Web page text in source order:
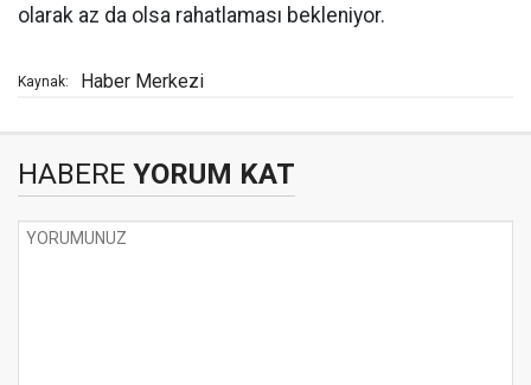
olarak az da olsa rahatlaması bekleniyor.
Kaynak: Haber Merkezi
HABERE YORUM KAT